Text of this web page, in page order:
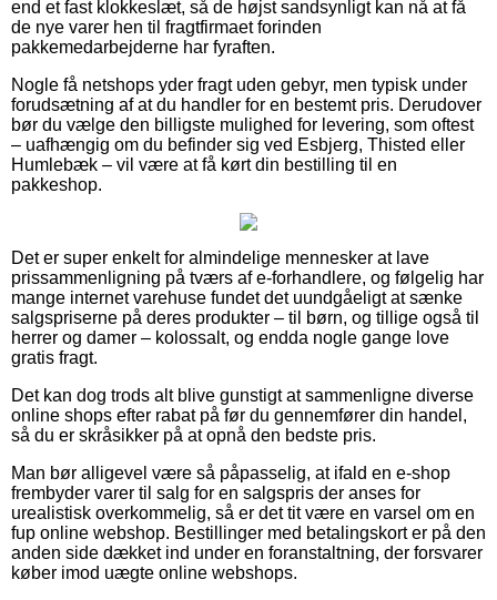
end et fast klokkeslæt, så de højst sandsynligt kan nå at få
de nye varer hen til fragtfirmaet forinden
pakkemedarbejderne har fyraften.
Nogle få netshops yder fragt uden gebyr, men typisk under
forudsætning af at du handler for en bestemt pris. Derudover
bør du vælge den billigste mulighed for levering, som oftest
– uafhængig om du befinder sig ved Esbjerg, Thisted eller
Humlebæk – vil være at få kørt din bestilling til en
pakkeshop.
Det er super enkelt for almindelige mennesker at lave
prissammenligning på tværs af e-forhandlere, og følgelig har
mange internet varehuse fundet det uundgåeligt at sænke
salgspriserne på deres produkter – til børn, og tillige også til
herrer og damer – kolossalt, og endda nogle gange love
gratis fragt.
Det kan dog trods alt blive gunstigt at sammenligne diverse
online shops efter rabat på før du gennemfører din handel,
så du er skråsikker på at opnå den bedste pris.
Man bør alligevel være så påpasselig, at ifald en e-shop
frembyder varer til salg for en salgspris der anses for
urealistisk overkommelig, så er det tit være en varsel om en
fup online webshop. Bestillinger med betalingskort er på den
anden side dækket ind under en foranstaltning, der forsvarer
køber imod uægte online webshops.